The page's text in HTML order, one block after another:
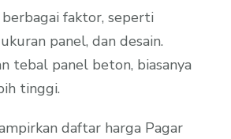
faktor, seperti
panel, dan desain.
tebal panel beton, biasanya
tinggi.
daftar harga Pagar